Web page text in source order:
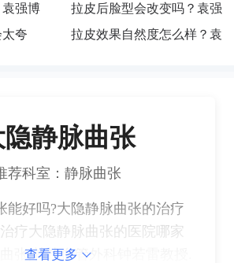
方式
诊|去哪找|怎么联系|预约|挂
号
预约|
哪出
士|医生|怎么挂号|去哪预约|
如何挂号|咨询
强博
地点|
拉皮后脸型会改变吗？袁强
博士|医生|在哪坐诊|执业机
夸
拉皮效果自然度怎么样？袁
隐静脉曲张
荐科室：静脉曲张
能好吗?大隐静脉曲张的治疗
疗大隐静脉曲张的医院哪家
张,就找血管外科钟若雷教授.
查看更多